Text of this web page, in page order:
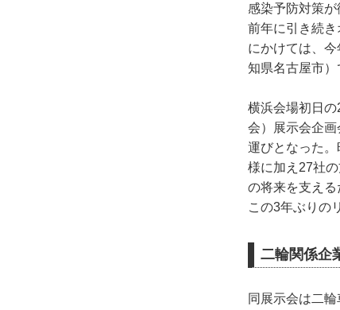
感染予防対策が
前年に引き続
にかけては、
知県名古屋市）
横浜会場初日
会）展示会企
運びとなった
様に加え27社
の将来を支え
この3年ぶりの
二輪関係企
同展示会は二